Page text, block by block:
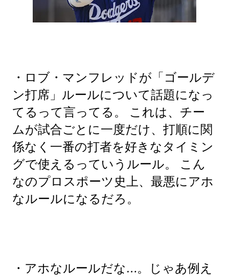
・ロブ・マンフレッドが「ゴールデ
ン打席」ルールについて話題になっ
てるって言ってる。 これは、チー
ムが試合ごとに一度だけ、打順に関
係なく一番の打者を好きなタイミン
グで使えるっていうルール。 こん
なのプロスポーツ史上、最悪にアホ
なルールになるだろ。
・アホなルールだな…。じゃあ例え